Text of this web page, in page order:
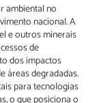
ambiental no
nacional. A
e outros minerais
de
dos impactos
áreas degradadas.
para tecnologias